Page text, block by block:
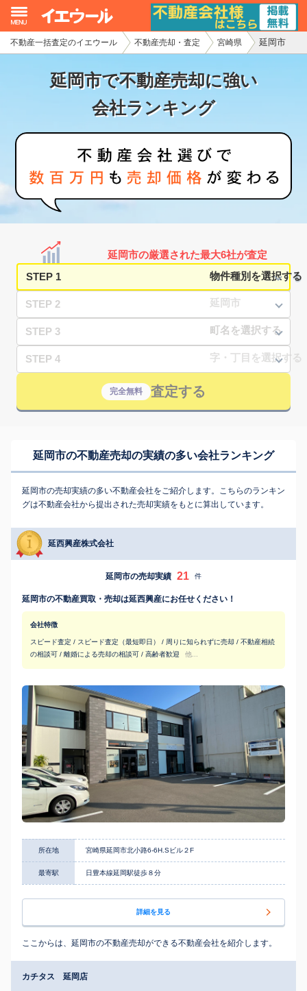
不動産一括査定のイエウール 不動産売却・査定 宮崎県 延岡市
延岡市で不動産売却に強い
会社ランキング
延岡市の厳選された最大6社が査定
STEP 1
STEP 2
STEP 3
STEP 4
完全無料 査定する
延岡市の不動産売却の実績の多い会社ランキング
延岡市の売却実績の多い不動産会社をご紹介します。こちらのランキン
グは不動産会社から提出された売却実績をもとに算出しています。
延西興産株式会社
延岡市の売却実績 21 件
延岡市の不動産買取・売却は延西興産にお任せください！
会社特徴
スピード査定 / スピード査定（最短即日） / 周りに知られずに売却 / 不動産相続
の相談可 / 離婚による売却の相談可 / 高齢者歓迎
他...
所在地 宮崎県延岡市北小路6-6H.Sビル２F
最寄駅 日豊本線延岡駅徒歩８分
詳細を見る
ここからは、延岡市の不動産売却ができる不動産会社を紹介します。
カチタス 延岡店
イエウール加盟希望の不動産会社様
初めての方へ
不動産の売却・一括査定
家査定シミュレーター
お問い合わせ